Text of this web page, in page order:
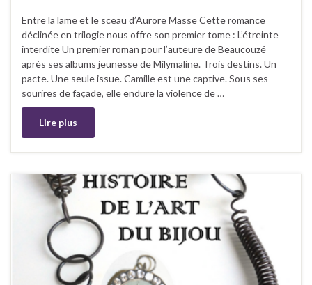
Entre la lame et le sceau d’Aurore Masse Cette romance
déclinée en trilogie nous offre son premier tome : L’étreinte
interdite Un premier roman pour l’auteure de Beaucouzé
après ses albums jeunesse de Milymaline. Trois destins. Un
pacte. Une seule issue. Camille est une captive. Sous ses
sourires de façade, elle endure la violence de …
Lire plus